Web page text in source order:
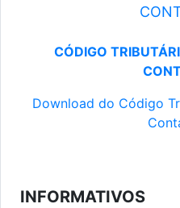
CÓDIGO
Download do Código
INFORMATIVOS